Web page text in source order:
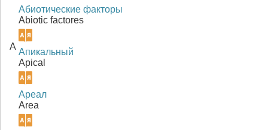
А
Абиотические факторы
Abiotic factores
Апикальный
Apical
Ареал
Area